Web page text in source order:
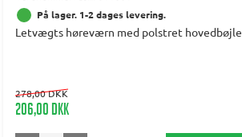
På lager. 1-2 dages levering.
Letvægts høreværn med polstret hovedbøjle
278,00 DKK
206,00 DKK